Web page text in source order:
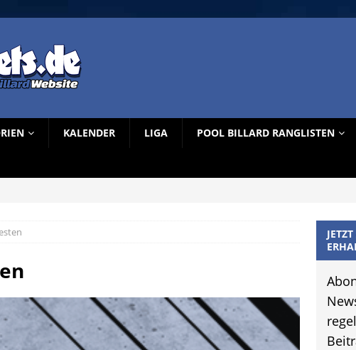
KALENDER LIGA POOL BILLARD RANGLISTEN